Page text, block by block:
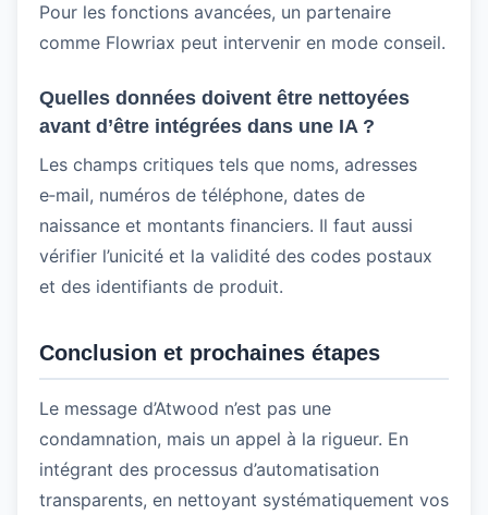
Pour les fonctions avancées, un partenaire
comme Flowriax peut intervenir en mode conseil.
Quelles données doivent être nettoyées
avant d’être intégrées dans une IA ?
Les champs critiques tels que noms, adresses
e‑mail, numéros de téléphone, dates de
naissance et montants financiers. Il faut aussi
vérifier l’unicité et la validité des codes postaux
et des identifiants de produit.
Conclusion et prochaines étapes
Le message d’Atwood n’est pas une
condamnation, mais un appel à la rigueur. En
intégrant des processus d’automatisation
transparents, en nettoyant systématiquement vos